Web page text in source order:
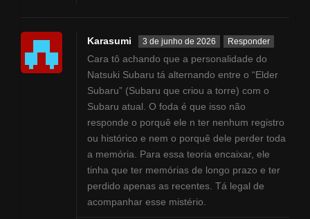
Karasumi 3 de junho de 2026 Responder
Cara tô achando que a personalidade do
Natsuki Subaru tá alternando entre o “Elder
Subaru” (Subaru que criou a torre) com o
Subaru atual. O foda é que isso não
responde o porquê ele n ter nenhum registro
ou histórico e nem o porquê dele perder toda
a memória. Para essa teoria encaixar, ele
tinha que ter memórias de longo prazo e ter
perdido apenas as recentes. Tá legal de
acompanhar esse mistério.